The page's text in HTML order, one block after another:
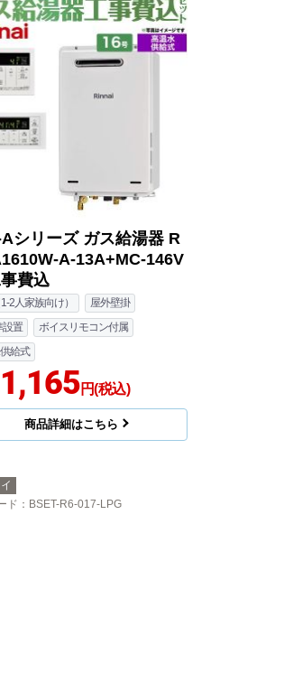
シリーズ ガス給湯器 R
A-13A+MC-146V
費込
2人家族向け）
屋外壁掛
設置
ボイスリモコン付属
給式
円(税込)
商品詳細はこちら
ド ：BSET-R6-017-LPG